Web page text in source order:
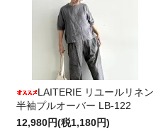
LAITERIE リユールリネン
半袖プルオーバー LB-122
12,980円(税1,180円)